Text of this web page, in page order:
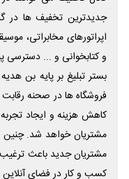
جدیدترین تخفیف ها در
اپراتورهای مخابراتی،
و کتابخوانی و ... دسترسی
بستر تبلیغ بر پایه بن
فروشگاه ها در صحنه
کاهش هزینه و ایجاد
مشتریان خواهد شد.
مشتریان جدید باعث
کسب و کار در فضای